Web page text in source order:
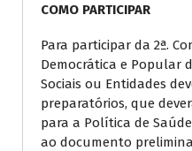
COMO PARTICIPAR
Para participar da 2ª.
Democrática e Popular
Sociais ou Entidades
preparatórios, que
para a Política de
ao documento preliminar